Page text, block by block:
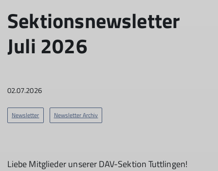
Sektionsnewsletter
Juli 2026
02.07.2026
Newsletter Newsletter Archiv
Liebe Mitglieder unserer DAV-Sektion Tuttlingen!